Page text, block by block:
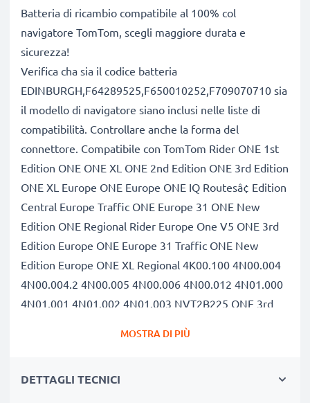
Batteria di ricambio compatibile al 100% col
navigatore TomTom, scegli maggiore durata e
sicurezza!
Verifica cha sia il codice batteria
EDINBURGH,F64289525,F650010252,F709070710 sia
il modello di navigatore siano inclusi nelle liste di
compatibilità. Controllare anche la forma del
connettore. Compatibile con TomTom Rider ONE 1st
Edition ONE ONE XL ONE 2nd Edition ONE 3rd Edition
ONE XL Europe ONE Europe ONE IQ Routesâ¢ Edition
Central Europe Traffic ONE Europe 31 ONE New
Edition ONE Regional Rider Europe One V5 ONE 3rd
Edition Europe ONE Europe 31 Traffic ONE New
Edition Europe ONE XL Regional 4K00.100 4N00.004
4N00.004.2 4N00.005 4N00.006 4N00.012 4N01.000
4N01.001 4N01.002 4N01.003 NVT2B225 ONE 3rd
Edition Regional ONE IQ Routesâ¢ Western Europe
MOSTRA DI PIÙ
DETTAGLI TECNICI